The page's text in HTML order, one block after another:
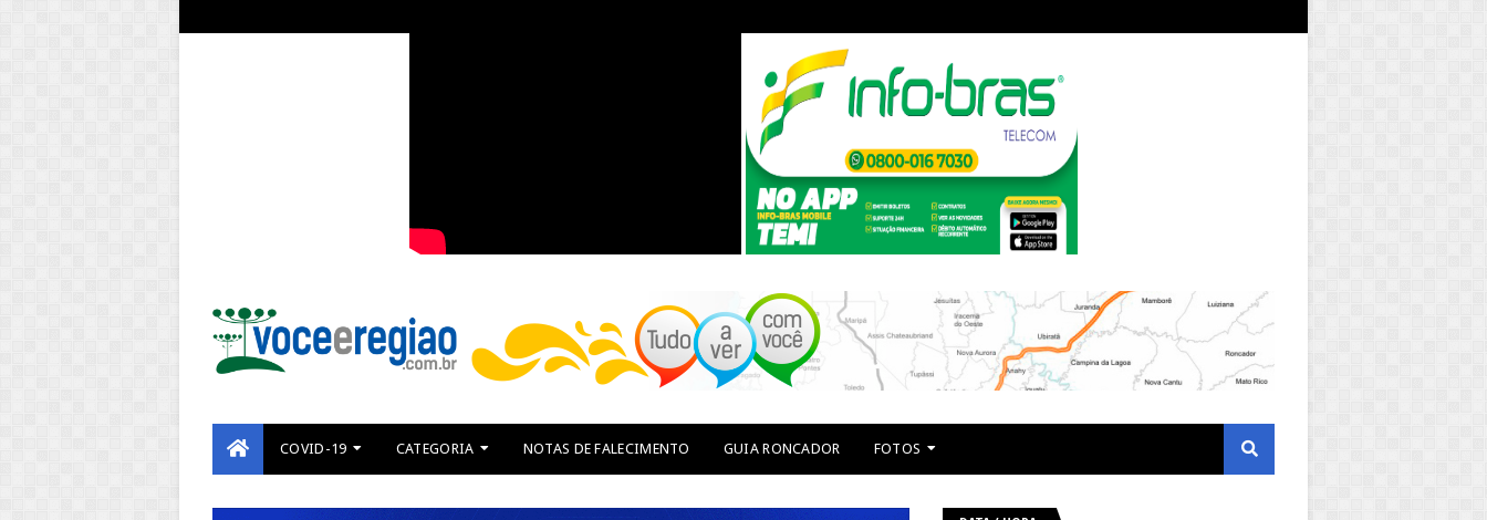
COVID-19 CATEGORIA NOTAS DE FALECIMENTO GUIA RONCADOR FOTOS